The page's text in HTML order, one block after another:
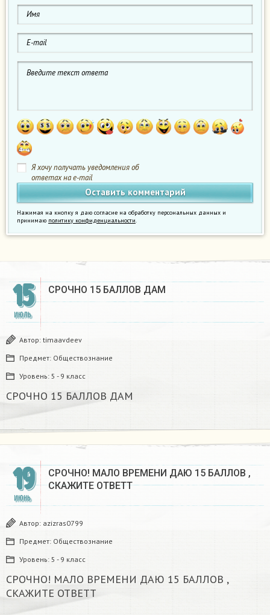
Я хочу получать уведомления об
ответах на e-mail
Нажимая на кнопку я даю согласие на обработку персональных данных и
принимаю политику конфиденциальности
15
ИЮЛЬ
СРОЧНО 15 БАЛЛОВ ДАМ​
Автор: timaavdeev
Предмет: Обществознание
Уровень: 5 - 9 класс
СРОЧНО 15 БАЛЛОВ ДАМ​
19
ИЮНЬ
СРОЧНО! МАЛО ВРЕМЕНИ ДАЮ 15 БАЛЛОВ ,
СКАЖИТЕ ОТВЕТТ
Автор: azizras0799
Предмет: Обществознание
Уровень: 5 - 9 класс
СРОЧНО! МАЛО ВРЕМЕНИ ДАЮ 15 БАЛЛОВ ,
СКАЖИТЕ ОТВЕТТ